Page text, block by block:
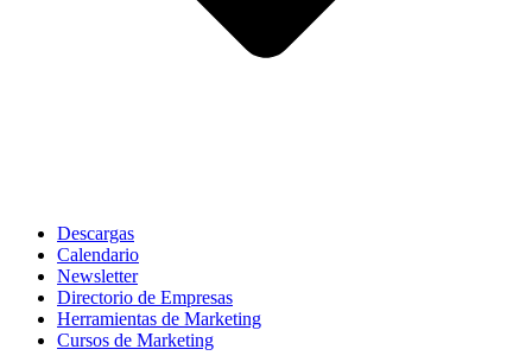
Descargas
Calendario
Newsletter
Directorio de Empresas
Herramientas de Marketing
Cursos de Marketing